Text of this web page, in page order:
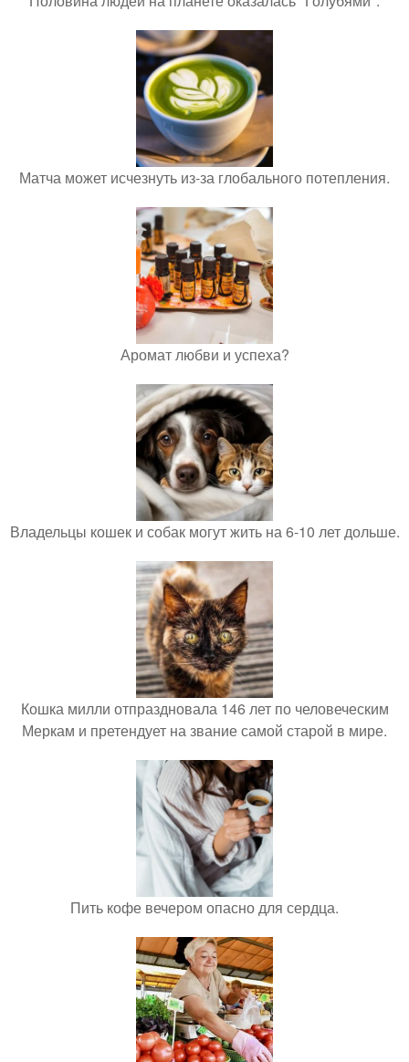
Матча может исчезнуть из-за глобального потепления.
Аромат любви и успеха?
Владельцы кошек и собак могут жить на 6-10 лет дольше.
Кошка милли отпраздновала 146 лет по человеческим
Меркам и претендует на звание самой старой в мире.
Пить кофе вечером опасно для сердца.